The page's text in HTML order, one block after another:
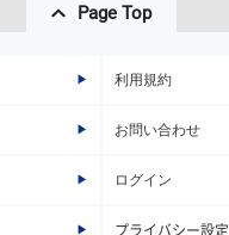
Page Top
利用規約
お問い合わせ
ログイン
プライバシー設定